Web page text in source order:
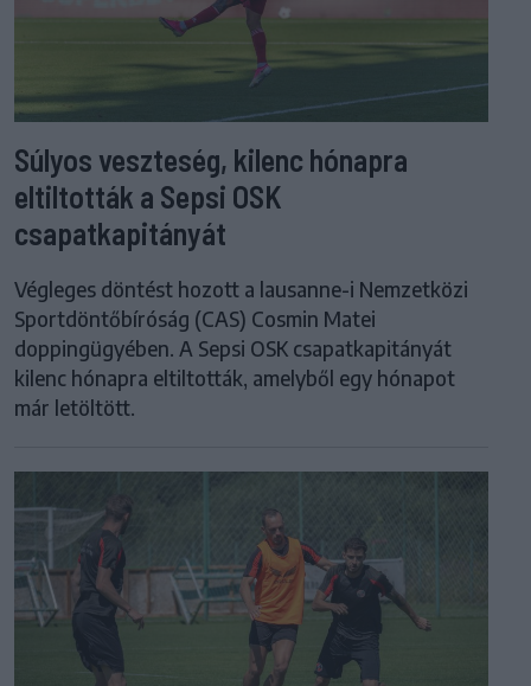
Súlyos veszteség, kilenc hónapra
eltiltották a Sepsi OSK
csapatkapitányát
Végleges döntést hozott a lausanne-i Nemzetközi
Sportdöntőbíróság (CAS) Cosmin Matei
doppingügyében. A Sepsi OSK csapatkapitányát
kilenc hónapra eltiltották, amelyből egy hónapot
már letöltött.